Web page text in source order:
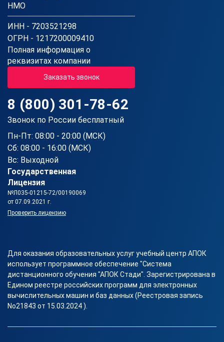
НМО
ИНН - 7203521298
ОГРН - 1217200009410
Полная информация о
реквизитах компании
Заказать звонок
8 (800) 301-78-62
Звонок по России бесплатный
Пн-Пт: 08:00 - 20:00 (МСК)
Сб: 08:00 - 16:00 (МСК)
Вс: Выходной
Государственная
Лицензия
№Л035-01215-72/00190069
от 07.09.2021 г.
Проверить лицензию
Для оказания образовательных услуг учебный центр АПОК
использует программное обеспечение "Система
дистанционного обучения "АПОК Стади". Зарегистрирована в
Едином реестре российских программ для электронных
вычислительных машин и баз данных (Реестровая запись
No21843 от 15.03.2024 ).